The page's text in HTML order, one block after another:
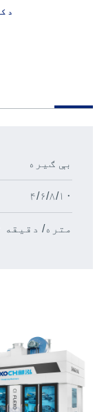
د
بې ګیره
۴/۶/۸/۱۰
۵۰۰ متره/ دقیقه